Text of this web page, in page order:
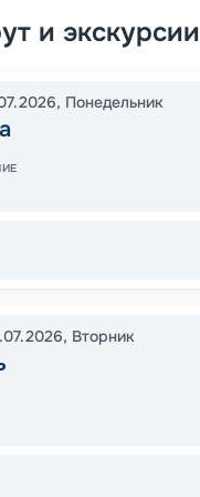
и экскурсии
, Понедельник
, Вторник